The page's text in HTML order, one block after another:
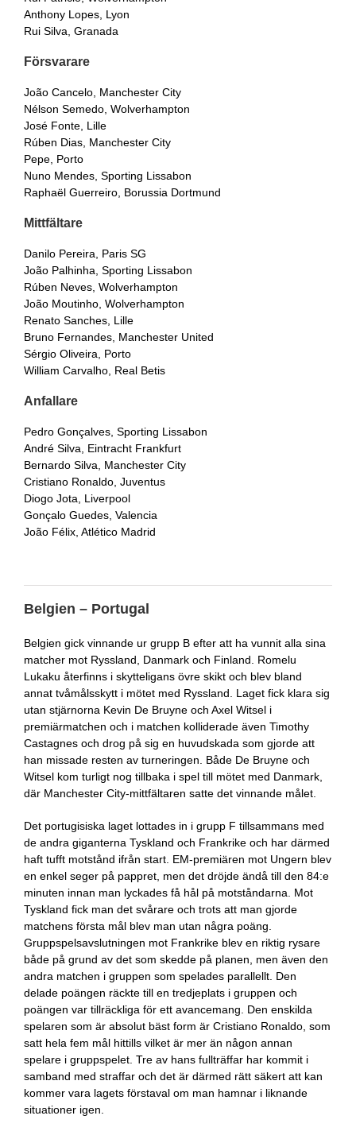
Anthony Lopes, Lyon
Rui Silva, Granada
Försvarare
João Cancelo, Manchester City
Nélson Semedo, Wolverhampton
José Fonte, Lille
Rúben Dias, Manchester City
Pepe, Porto
Nuno Mendes, Sporting Lissabon
Raphaël Guerreiro, Borussia Dortmund
Mittfältare
Danilo Pereira, Paris SG
João Palhinha, Sporting Lissabon
Rúben Neves, Wolverhampton
João Moutinho, Wolverhampton
Renato Sanches, Lille
Bruno Fernandes, Manchester United
Sérgio Oliveira, Porto
William Carvalho, Real Betis
Anfallare
Pedro Gonçalves, Sporting Lissabon
André Silva, Eintracht Frankfurt
Bernardo Silva, Manchester City
Cristiano Ronaldo, Juventus
Diogo Jota, Liverpool
Gonçalo Guedes, Valencia
João Félix, Atlético Madrid
Belgien – Portugal
Belgien gick vinnande ur grupp B efter att ha vunnit alla sina
matcher mot Ryssland, Danmark och Finland. Romelu
Lukaku återfinns i skytteligans övre skikt och blev bland
annat tvåmålsskytt i mötet med Ryssland. Laget fick klara sig
utan stjärnorna Kevin De Bruyne och Axel Witsel i
premiärmatchen och i matchen kolliderade även Timothy
Castagnes och drog på sig en huvudskada som gjorde att
han missade resten av turneringen. Både De Bruyne och
Witsel kom turligt nog tillbaka i spel till mötet med Danmark,
där Manchester City-mittfältaren satte det vinnande målet.
Det portugisiska laget lottades in i grupp F tillsammans med
de andra giganterna Tyskland och Frankrike och har därmed
haft tufft motstånd ifrån start. EM-premiären mot Ungern blev
en enkel seger på pappret, men det dröjde ändå till den 84:e
minuten innan man lyckades få hål på motståndarna. Mot
Tyskland fick man det svårare och trots att man gjorde
matchens första mål blev man utan några poäng.
Gruppspelsavslutningen mot Frankrike blev en riktig rysare
både på grund av det som skedde på planen, men även den
andra matchen i gruppen som spelades parallellt. Den
delade poängen räckte till en tredjeplats i gruppen och
poängen var tillräckliga för ett avancemang. Den enskilda
spelaren som är absolut bäst form är Cristiano Ronaldo, som
satt hela fem mål hittills vilket är mer än någon annan
spelare i gruppspelet. Tre av hans fullträffar har kommit i
samband med straffar och det är därmed rätt säkert att kan
kommer vara lagets förstaval om man hamnar i liknande
situationer igen.